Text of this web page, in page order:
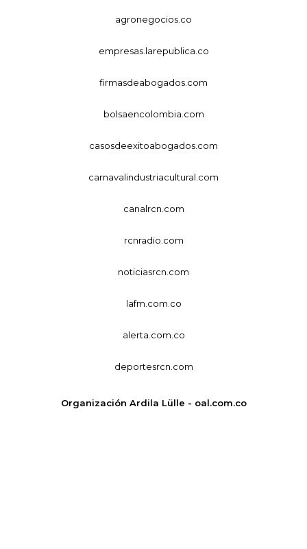
agronegocios.co
empresas.larepublica.co
firmasdeabogados.com
bolsaencolombia.com
casosdeexitoabogados.com
carnavalindustriacultural.com
canalrcn.com
rcnradio.com
noticiasrcn.com
lafm.com.co
alerta.com.co
deportesrcn.com
Organización Ardila Lülle - oal.com.co